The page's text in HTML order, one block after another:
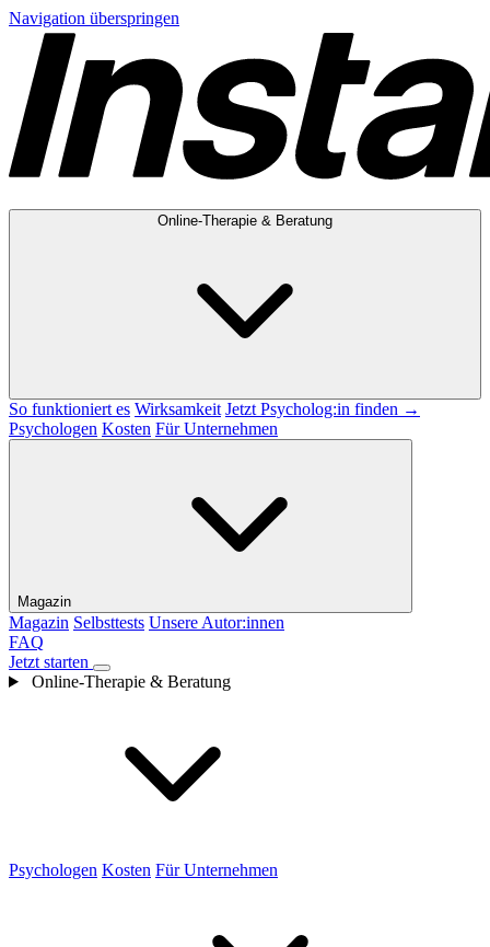
Navigation überspringen
Online-Therapie & Beratung
So funktioniert es Wirksamkeit Jetzt Psycholog:in finden →
Psychologen Kosten Für Unternehmen
Magazin
Magazin Selbsttests Unsere Autor:innen
FAQ
Jetzt starten
Online-Therapie & Beratung
Psychologen Kosten Für Unternehmen